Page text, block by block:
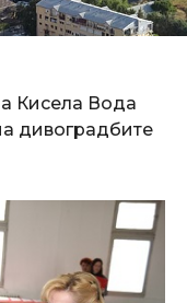
Кисела Вода
дивоградбите